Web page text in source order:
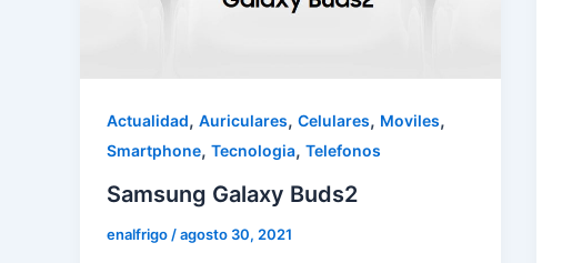
Actualidad, Auriculares, Celulares, Moviles,
Smartphone, Tecnologia, Telefonos
Samsung Galaxy Buds2
enalfrigo /agosto 30, 2021